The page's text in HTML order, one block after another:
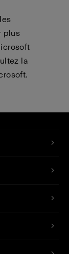
plus
la